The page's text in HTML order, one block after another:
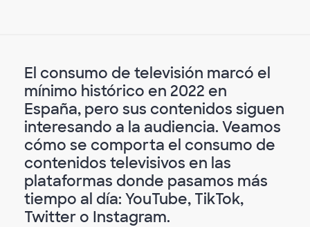
El consumo de televisión marcó el
mínimo histórico en 2022 en
España, pero sus contenidos siguen
interesando a la audiencia. Veamos
cómo se comporta el consumo de
contenidos televisivos en las
plataformas donde pasamos más
tiempo al día: YouTube, TikTok,
Twitter o Instagram.